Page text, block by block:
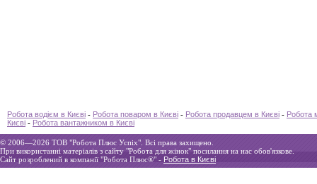
Робота водієм в Києві - Робота поваром в Києві - Робота продавцем в Києві - Робота
Києві - Робота вантажником в Києві
© 2006—2026 ТOВ "Робота Плюс Успіх". Всі права захищено.
При використанні матеріалів з сайту "Робота для жінок" посилання на нас обов'язкове.
Сайт розроблений в компанії "Робота Плюс®" - Робота в Києві